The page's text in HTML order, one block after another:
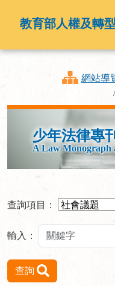
教育部人權及轉
網站導
少年法律專刊
A Law Monograph
查詢項目：
輸入：
查詢